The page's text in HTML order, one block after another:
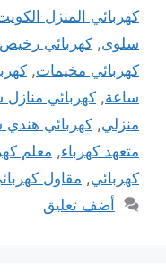
كهربائي المنزل
سلوى, كهربائي رخيص
كهربائي مخيمات,
ساعة, كهربائي
منزلي, كهربائي
متعهد كهرباء, معلم
كهربائي, مقاول
أضف تعليق